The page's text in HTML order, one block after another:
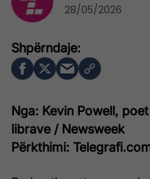
Nga: Kevin Powell,
librave / Newsweek
Përkthimi:
28/05/2026